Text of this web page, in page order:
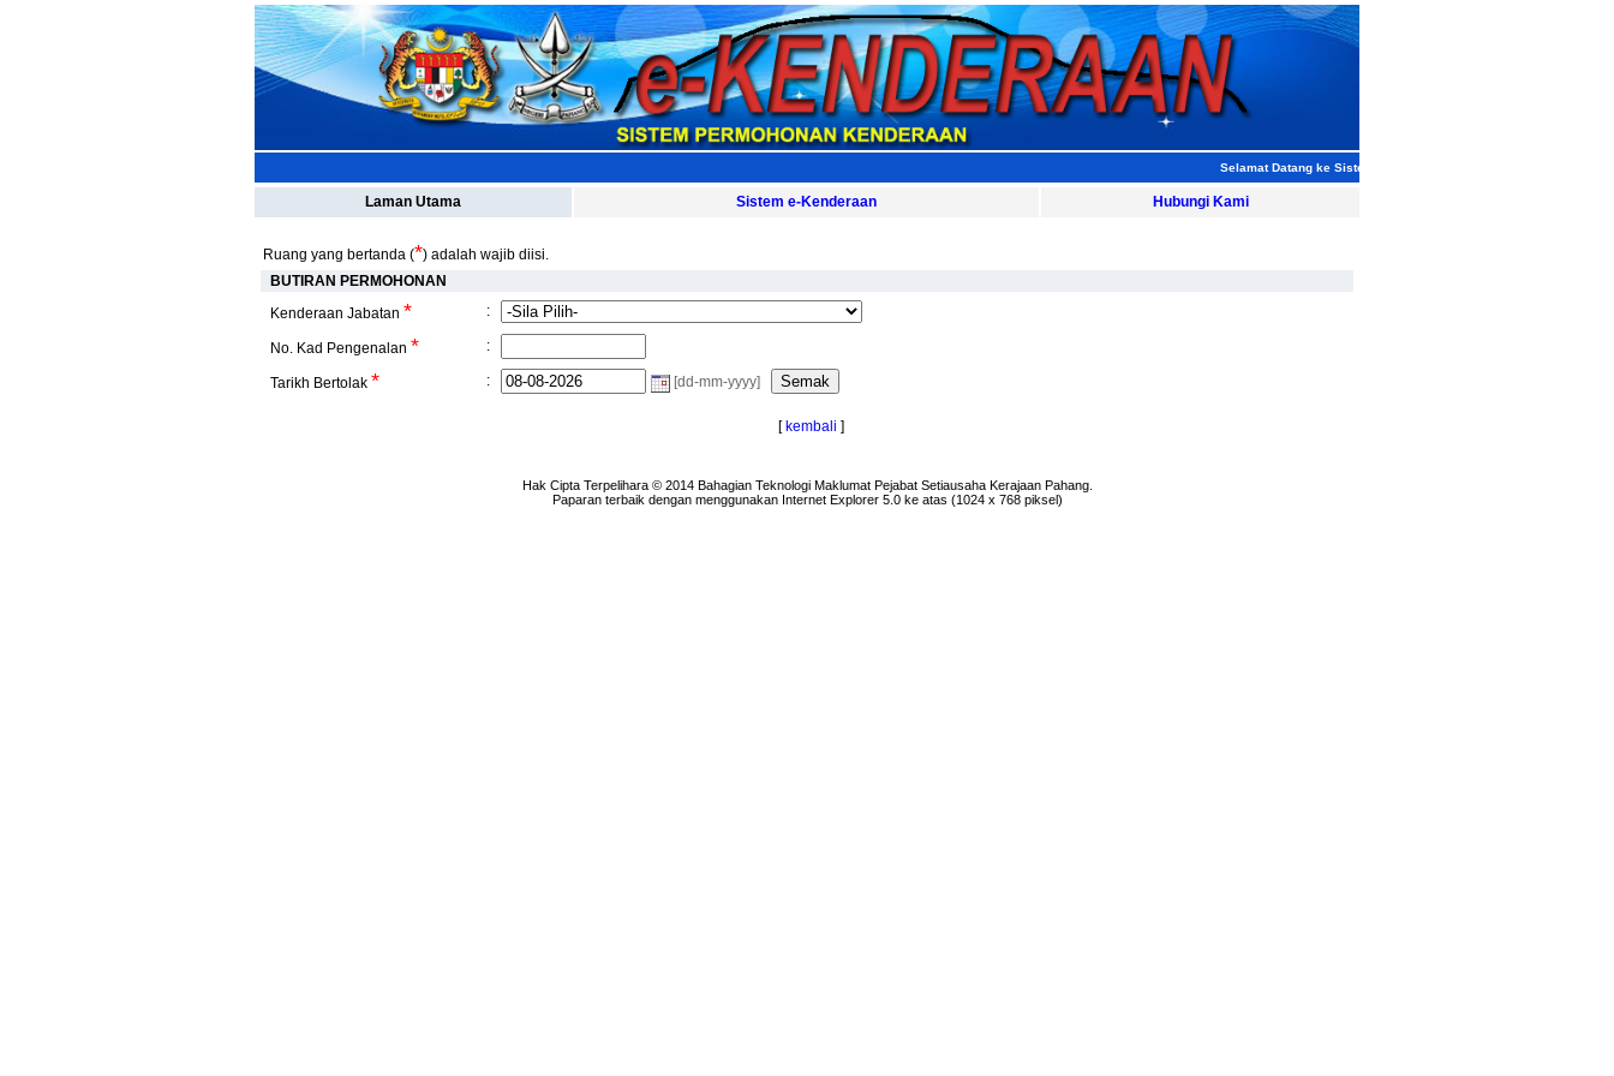
Selamat Datang ke Sistem eKenderaan Pejabat Setiausaha
Laman Utama Sistem e-Kenderaan Hubungi Kami
Ruang yang bertanda (*) adalah wajib diisi.
BUTIRAN PERMOHONAN
Kenderaan Jabatan * :
No. Kad Pengenalan * :
Tarikh Bertolak * : [dd-mm-yyyy]
[ kembali ]
Hak Cipta Terpelihara © 2014 Bahagian Teknologi Maklumat Pejabat Setiausaha Kerajaan Pahang.
Paparan terbaik dengan menggunakan Internet Explorer 5.0 ke atas (1024 x 768 piksel)